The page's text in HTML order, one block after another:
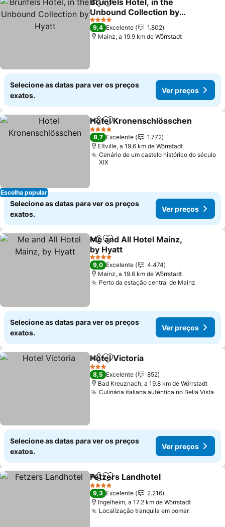
PartilharAdicionar aos favoritos
Brunfels Hotel, in the
Unbound Collection by
Hyatt
Ver preços
4 Estrelas
9,4 Excelente
1.802
Mainz, a 19.9 km de Wörrstadt
Selecione as datas para ver os preços
exatos.
Ver preços
Escolha popular
PartilharAdicionar aos favoritos
Hotel Kronenschlösschen
4 Estrelas
8,7 Excelente
1.772
Eltville, a 19.6 km de Wörrstadt
Cenário de um castelo histórico do século
XIX
Selecione as datas para ver os preços
exatos.
Ver preços
PartilharAdicionar aos favoritos
Me and All Hotel Mainz,
by Hyatt
Ver preços
4 Estrelas
9,0 Excelente
4.474
Mainz, a 19.6 km de Wörrstadt
Perto da estação central de Mainz
Selecione as datas para ver os preços
exatos.
Ver preços
PartilharAdicionar aos favoritos
Hotel Victoria
3 Estrelas
8,5 Excelente
852
Bad Kreuznach, a 19.8 km de Wörrstadt
Culinária italiana autêntica no Bella Vista
Selecione as datas para ver os preços
exatos.
Ver preços
PartilharAdicionar aos favoritos
Fetzers Landhotel
4 Estrelas
9,3 Excelente
2.216
Ingelheim, a 17.2 km de Wörrstadt
Localização tranquila em pomarVer